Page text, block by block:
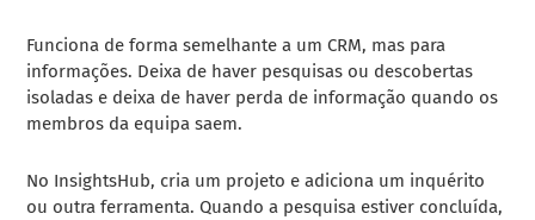
Funciona de forma semelhante a um CRM, mas para
informações. Deixa de haver pesquisas ou descobertas
isoladas e deixa de haver perda de informação quando os
membros da equipa saem.
No InsightsHub, cria um projeto e adiciona um inquérito
ou outra ferramenta. Quando a pesquisa estiver concluída,